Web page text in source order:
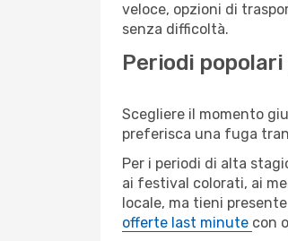
veloce, opzioni di
senza difficoltà.
Periodi popolari
Scegliere il momento
preferisca una fuga
Per i periodi di alta
ai festival colorati, ai
locale, ma tieni
offerte last minute con